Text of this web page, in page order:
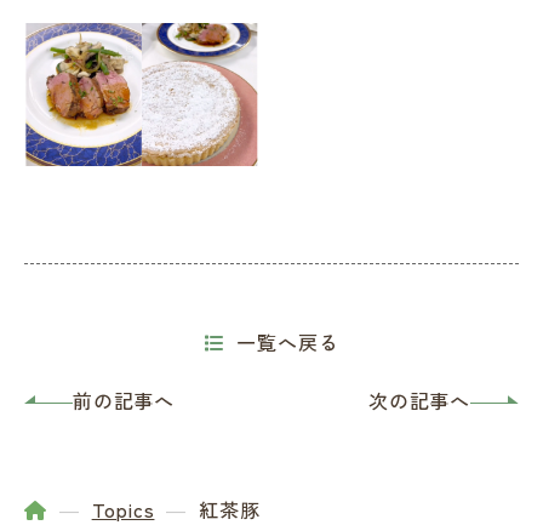
前の記事へ
一覧へ戻る
次の記事へ
Topics 紅茶豚